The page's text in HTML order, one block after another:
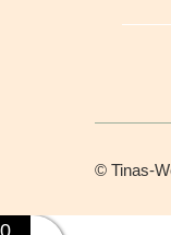
© Tinas-
0